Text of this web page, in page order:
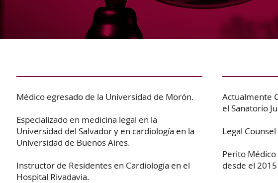
Médico egresado de la Universidad de Morón.
Especializado en medicina legal en la
Universidad del Salvador y en cardiología en la
Universidad de Buenos Aires.
Instructor de Residentes en Cardiología en el
Hospital Rivadavia.
Actualmente
el Sanatorio
Legal
Perito Médico
desde el